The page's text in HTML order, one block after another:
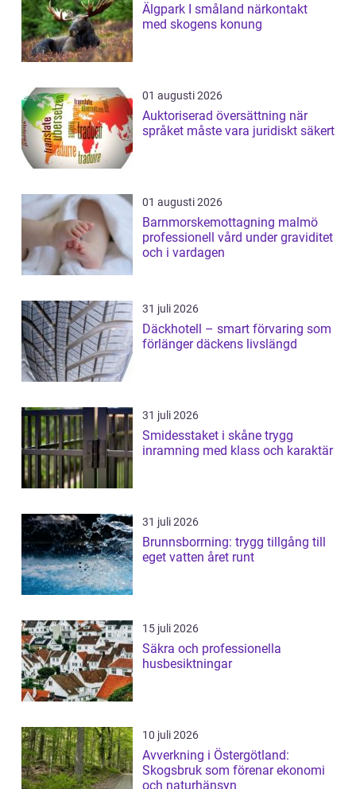
Älgpark I småland närkontakt
med skogens konung
01 augusti 2026
Auktoriserad översättning när
språket måste vara juridiskt säkert
01 augusti 2026
Barnmorskemottagning malmö
professionell vård under graviditet
och i vardagen
31 juli 2026
Däckhotell – smart förvaring som
förlänger däckens livslängd
31 juli 2026
Smidesstaket i skåne trygg
inramning med klass och karaktär
31 juli 2026
Brunnsborrning: trygg tillgång till
eget vatten året runt
15 juli 2026
Säkra och professionella
husbesiktningar
10 juli 2026
Avverkning i Östergötland:
Skogsbruk som förenar ekonomi
och naturhänsyn